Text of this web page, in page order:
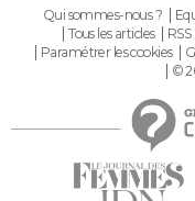
Qui sommes-nous ?
Tous les articles
RSS
Paramétrer les cookies
©